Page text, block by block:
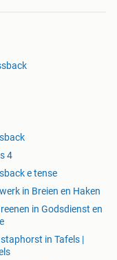
en stuurhulp
4
e tense
in Breien en Haken
in Godsdienst en
in Tafels |